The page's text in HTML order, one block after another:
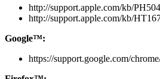
http://support.apple.com/kb/
http://support.apple.com/kb/
Google™:
https://support.google.com/